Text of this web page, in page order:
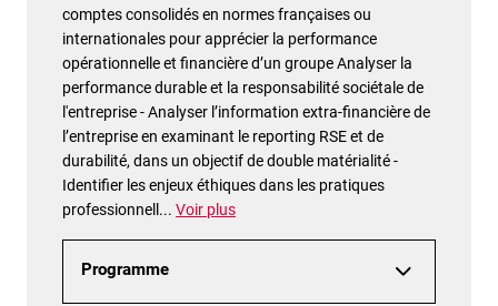
comptes consolidés en normes françaises ou
internationales pour apprécier la performance
opérationnelle et financière d’un groupe Analyser la
performance durable et la responsabilité sociétale de
l'entreprise - Analyser l’information extra-financière de
l’entreprise en examinant le reporting RSE et de
durabilité, dans un objectif de double matérialité -
Identifier les enjeux éthiques dans les pratiques
professionnell ... Voir plus
Programme